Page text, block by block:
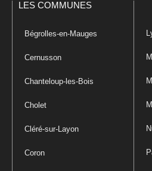
LES COMMUNES
Bégrolles-en-Mauges
Cernusson
Chanteloup-les-Bois
Cholet
Cléré-sur-Layon
Coron